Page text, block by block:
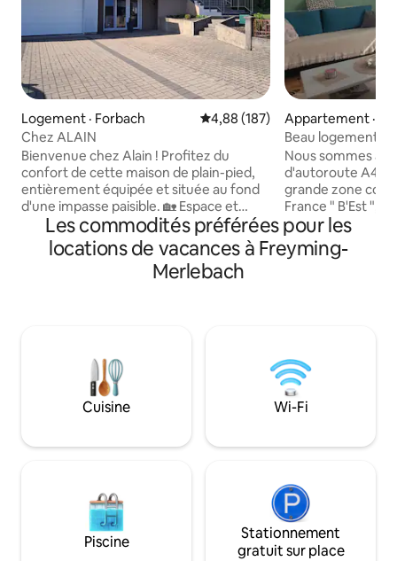
Logement · Forbach Note moyenne de 4,88 sur 5,
4,88 (187)
Chez ALAIN
Bienvenue chez Alain ! Profitez du
confort de cette maison de plain-pied,
entièrement équipée et située au fond
d'une impasse paisible. 🏡 Espace et
confort : - 3 chambres (3 lits doubles, 1 lit
simple) - Canapé convertible (clic-clac) -
Cuisine équipée - Salle de bain avec
douche - Linge de maison fourni 🌿
Parking privé devant la maison.
Appartement ·
Beau logement 3
privée
Nous sommes à
d'autoroute A4
grande zone
France " B'Est ",
l'Allemagne.
calme, une aire
trouvent à 50m. Il
devant chez nous.
Les commodités préférées pour les
locations de vacances à Freyming-
Merlebach
Cuisine Wi-Fi
Piscine
Stationnement
gratuit sur place